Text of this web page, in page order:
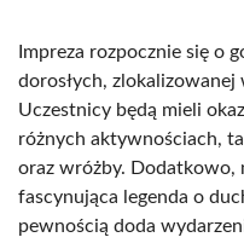
Impreza rozpocznie się o
dorosłych, zlokalizowanej
Uczestnicy będą mieli
różnych aktywnościach,
oraz wróżby. Dodatkowo,
fascynująca legenda o
pewnością doda